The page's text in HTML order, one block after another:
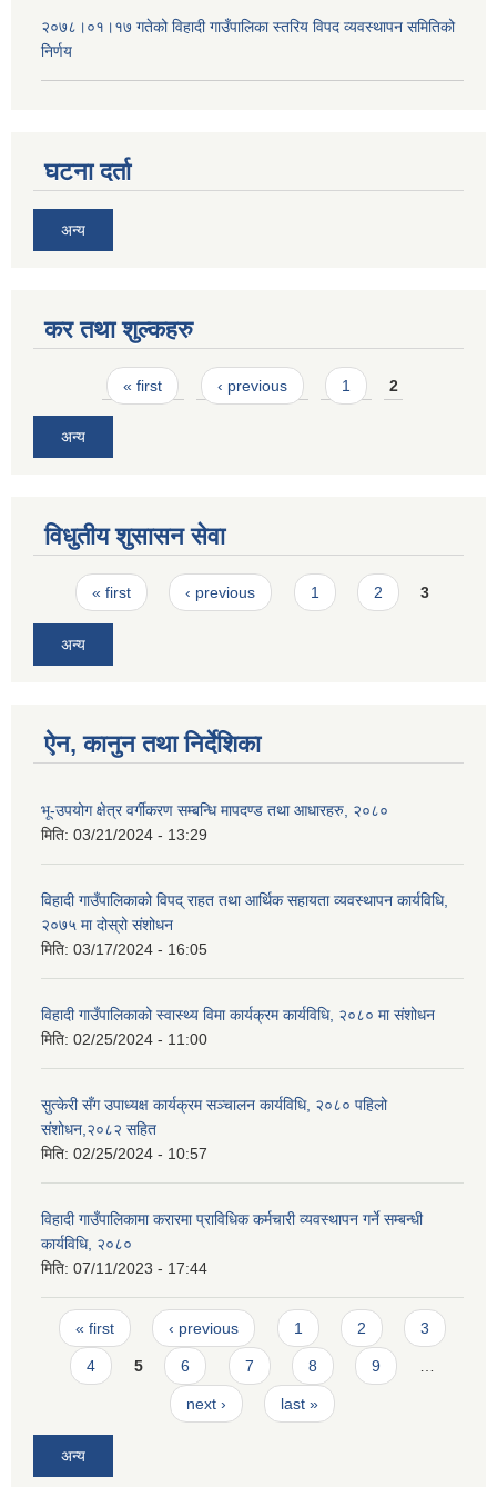
२०७८।०१।१७ गतेको विहादी गाउँपालिका स्तरिय विपद व्यवस्थापन समितिको
निर्णय
घटना दर्ता
अन्य
कर तथा शुल्कहरु
Pages« first ‹ previous 1 2
अन्य
विधुतीय शुसासन सेवा
Pages
« first ‹ previous 1 2 3
अन्य
ऐन, कानुन तथा निर्देशिका
भू-उपयोग क्षेत्र वर्गीकरण सम्बन्धि मापदण्ड तथा आधारहरु, २०८०
मिति: 03/21/2024 - 13:29
विहादी गाउँपालिकाको विपद् राहत तथा आर्थिक सहायता व्यवस्थापन कार्यविधि,
२०७५ मा दोस्रो संशोधन
मिति: 03/17/2024 - 16:05
विहादी गाउँपालिकाको स्वास्थ्य विमा कार्यक्रम कार्यविधि, २०८० मा संशोधन
मिति: 02/25/2024 - 11:00
सुत्केरी सँग उपाध्यक्ष कार्यक्रम सञ्चालन कार्यविधि, २०८० पहिलो
संशोधन,२०८२ सहित
मिति: 02/25/2024 - 10:57
विहादी गाउँपालिकामा करारमा प्राविधिक कर्मचारी व्यवस्थापन गर्ने सम्बन्धी
कार्यविधि, २०८०
मिति: 07/11/2023 - 17:44
Pages
« first ‹ previous 1 2 3
4 5 6 7 8 9 …
next › last »
अन्य